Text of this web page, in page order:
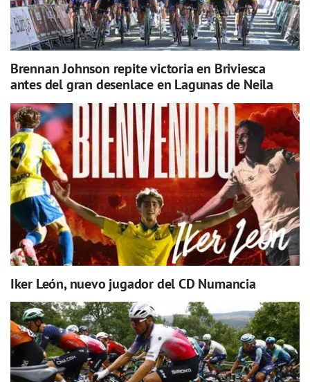
Brennan Johnson repite victoria en Briviesca
antes del gran desenlace en Lagunas de Neila
Iker León, nuevo jugador del CD Numancia